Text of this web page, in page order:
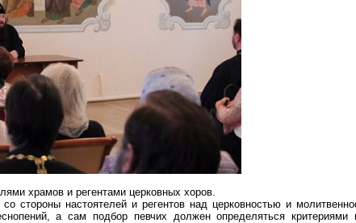
храмов и регентами церковных хоров.
стороны настоятелей и регентов над церковностью и
а сам подбор певчих должен определяться критериями